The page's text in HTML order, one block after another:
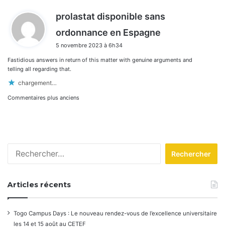
prolastat disponible sans
ordonnance en Espagne
5 novembre 2023 à 6h34
Fastidious answers in return of this matter with genuine arguments and
telling all regarding that.
chargement…
Navigation
commentaires
Commentaires plus anciens
Articles récents
Togo Campus Days : Le nouveau rendez-vous de l’excellence universitaire
les 14 et 15 août au CETEF